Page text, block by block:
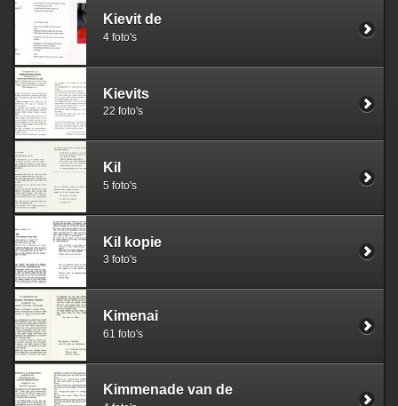
Kievit de
4 foto's
Kievits
22 foto's
Kil
5 foto's
Kil kopie
3 foto's
Kimenai
61 foto's
Kimmenade van de